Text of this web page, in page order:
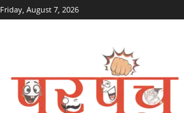
Friday, August 7, 2026